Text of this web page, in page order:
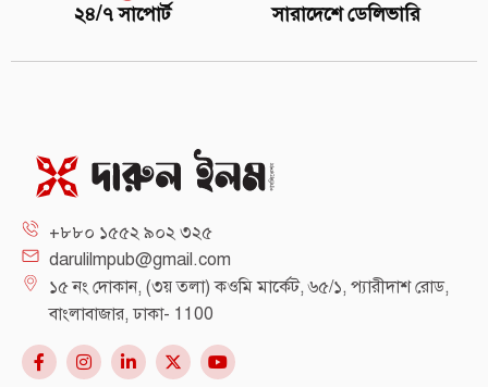
২৪/৭ সাপোর্ট সারাদেশে ডেলিভারি
+৮৮০ ১৫৫২ ৯০২ ৩২৫
darulilmpub@gmail.com
১৫ নং দোকান, (৩য় তলা) কওমি মার্কেট, ৬৫/১, প্যারীদাশ রোড,
বাংলাবাজার, ঢাকা- 1100